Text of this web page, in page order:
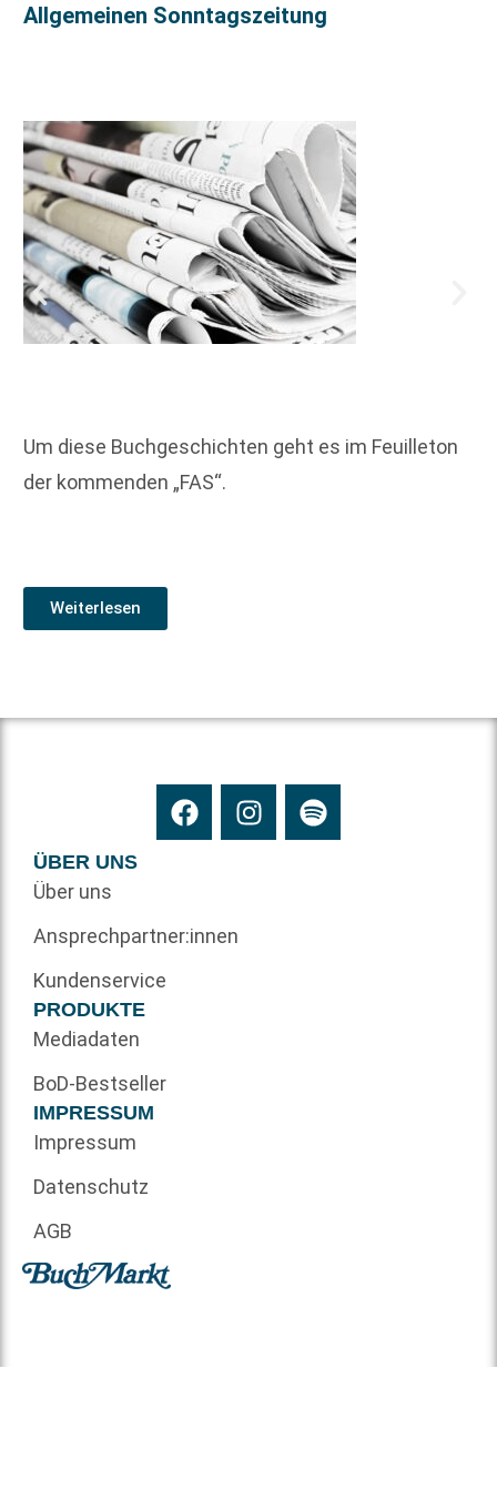
Allgemeinen Sonntagszeitung
Um diese Buchgeschichten geht es im Feuilleton
der kommenden „FAS“.
Weiterlesen
ÜBER UNS
Über uns
Ansprechpartner:innen
Kundenservice
PRODUKTE
Mediadaten
BoD-Bestseller
IMPRESSUM
Impressum
Datenschutz
AGB